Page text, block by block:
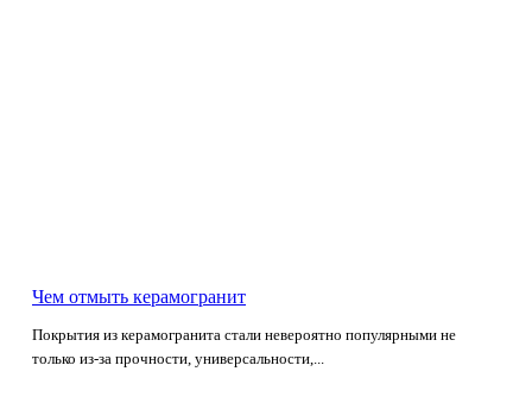
Чем отмыть керамогранит
Покрытия из керамогранита стали невероятно популярными не
только из-за прочности, универсальности,...